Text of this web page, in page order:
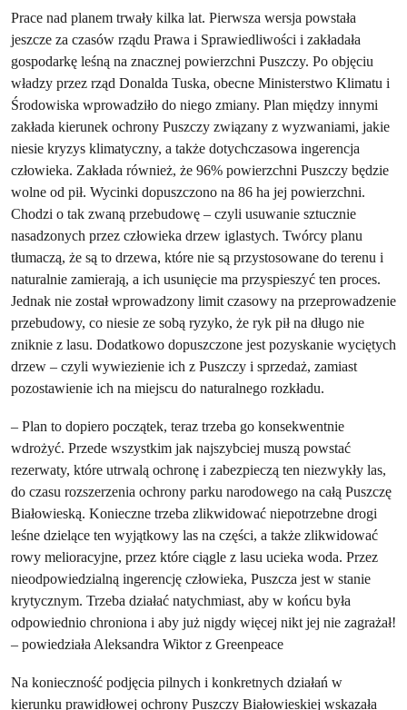
Prace nad planem trwały kilka lat. Pierwsza wersja powstała
jeszcze za czasów rządu Prawa i Sprawiedliwości i zakładała
gospodarkę leśną na znacznej powierzchni Puszczy. Po objęciu
władzy przez rząd Donalda Tuska, obecne Ministerstwo Klimatu i
Środowiska wprowadziło do niego zmiany. Plan między innymi
zakłada kierunek ochrony Puszczy związany z wyzwaniami, jakie
niesie kryzys klimatyczny, a także dotychczasowa ingerencja
człowieka. Zakłada również, że 96% powierzchni Puszczy będzie
wolne od pił. Wycinki dopuszczono na 86 ha jej powierzchni.
Chodzi o tak zwaną przebudowę – czyli usuwanie sztucznie
nasadzonych przez człowieka drzew iglastych. Twórcy planu
tłumaczą, że są to drzewa, które nie są przystosowane do terenu i
naturalnie zamierają, a ich usunięcie ma przyspieszyć ten proces.
Jednak nie został wprowadzony limit czasowy na przeprowadzenie
przebudowy, co niesie ze sobą ryzyko, że ryk pił na długo nie
zniknie z lasu. Dodatkowo dopuszczone jest pozyskanie wyciętych
drzew – czyli wywiezienie ich z Puszczy i sprzedaż, zamiast
pozostawienie ich na miejscu do naturalnego rozkładu.
– Plan to dopiero początek, teraz trzeba go konsekwentnie
wdrożyć. Przede wszystkim jak najszybciej muszą powstać
rezerwaty, które utrwalą ochronę i zabezpieczą ten niezwykły las,
do czasu rozszerzenia ochrony parku narodowego na całą Puszczę
Białowieską. Konieczne trzeba zlikwidować niepotrzebne drogi
leśne dzielące ten wyjątkowy las na części, a także zlikwidować
rowy melioracyjne, przez które ciągle z lasu ucieka woda. Przez
nieodpowiedzialną ingerencję człowieka, Puszcza jest w stanie
krytycznym. Trzeba działać natychmiast, aby w końcu była
odpowiednio chroniona i aby już nigdy więcej nikt jej nie zagrażał!
– powiedziała Aleksandra Wiktor z Greenpeace
Na konieczność podjęcia pilnych i konkretnych działań w
kierunku prawidłowej ochrony Puszczy Białowieskiej wskazała